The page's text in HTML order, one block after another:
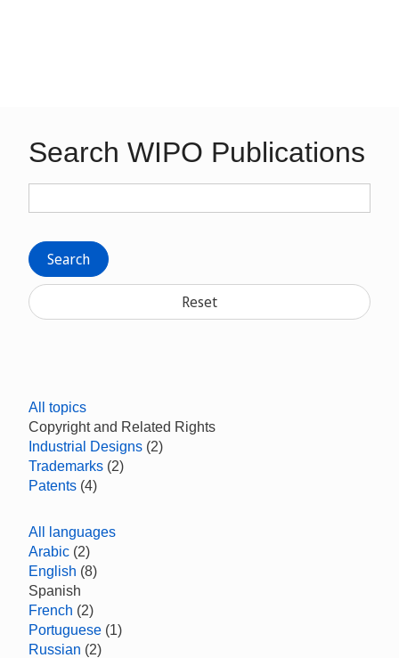
Search WIPO Publications
Search
Reset
All topics
Copyright and Related Rights
Industrial Designs (2)
Trademarks (2)
Patents (4)
All languages
Arabic (2)
English (8)
Spanish
French (2)
Portuguese (1)
Russian (2)